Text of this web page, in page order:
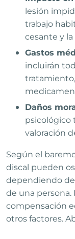
lesión
trabajo
cesante y
Gastos
incluirán
Daños
psicológico
valoración
Según el
discal pueden
dependiendo
de una
compensación
otros factores.